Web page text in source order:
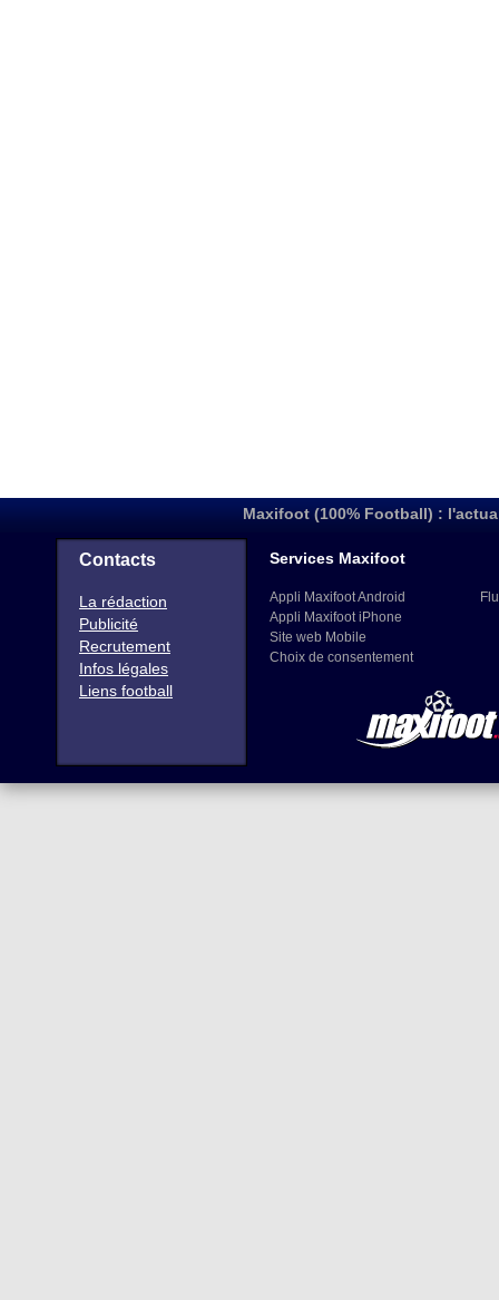
Maxifoot (100% Football) :
Contacts
La rédaction
Publicité
Recrutement
Infos légales
Liens football
Services Maxifoot
Appli Maxifoot Android
Appli Maxifoot iPhone
Site web Mobile
Choix de consentement